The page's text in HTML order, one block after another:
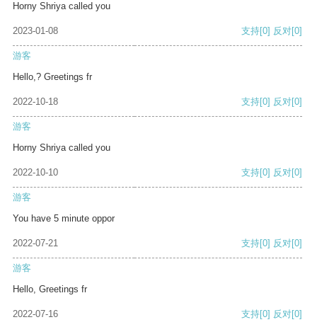
Horny Shriya called you
2023-01-08 支持[0] 反对[0]
游客
Hello,? Greetings fr
2022-10-18 支持[0] 反对[0]
游客
Horny Shriya called you
2022-10-10 支持[0] 反对[0]
游客
You have 5 minute oppor
2022-07-21 支持[0] 反对[0]
游客
Hello, Greetings fr
2022-07-16 支持[0] 反对[0]